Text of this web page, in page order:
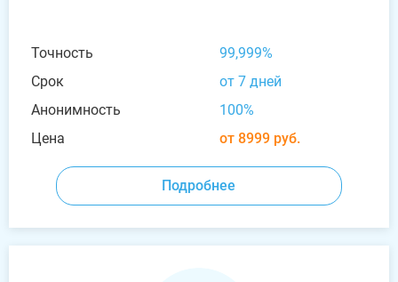
Точность
99,999%
Срок
от 7 дней
Анонимность
100%
Цена
от 8999 руб.
Подробнее